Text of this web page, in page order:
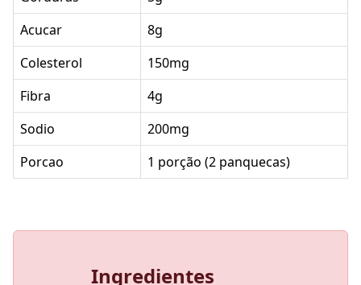
Acucar
8g
Colesterol
150mg
Fibra
4g
Sodio
200mg
Porcao
1 porção (2 panquecas)
Ingredientes